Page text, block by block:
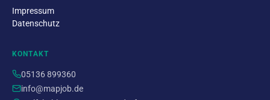
Impressum
Datenschutz
KONTAKT
05136 899360
info@mapjob.de